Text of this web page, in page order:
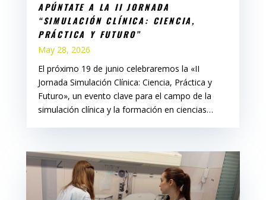
APÚNTATE A LA II JORNADA
“SIMULACIÓN CLÍNICA: CIENCIA,
PRÁCTICA Y FUTURO”
May 28, 2026
El próximo 19 de junio celebraremos la «II
Jornada Simulación Clínica: Ciencia, Práctica y
Futuro», un evento clave para el campo de la
simulación clínica y la formación en ciencias…